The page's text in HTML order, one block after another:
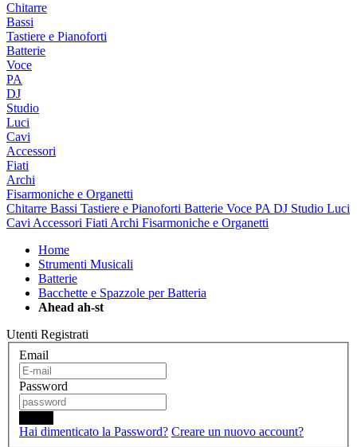
Chitarre
Bassi
Tastiere e Pianoforti
Batterie
Voce
PA
DJ
Studio
Luci
Cavi
Accessori
Fiati
Archi
Fisarmoniche e Organetti
Chitarre Bassi Tastiere e Pianoforti Batterie Voce PA DJ Studio Luci
Cavi Accessori Fiati Archi Fisarmoniche e Organetti
Home
Strumenti Musicali
Batterie
Bacchette e Spazzole per Batteria
Ahead ah-st
Utenti Registrati
Email
Password
Hai dimenticato la Password? Creare un nuovo account?